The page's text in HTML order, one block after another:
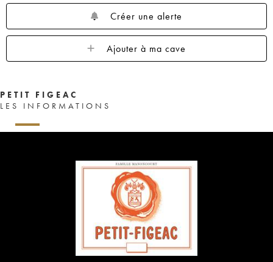
Créer une alerte
Ajouter à ma cave
PETIT FIGEAC
LES INFORMATIONS